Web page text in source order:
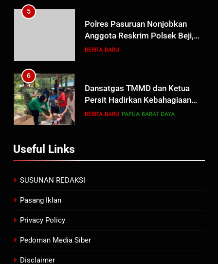
5
Polres Pasuruan Nonjobkan
Anggota Reskrim Polsek Beji,
Wujud Komitmen Transparansi
BERITA BARU
6
Dansatgas TMMD dan Ketua
Persit Hadirkan Kebahagiaan
bagi Mama-Mama dan Anak-
BERITA BARU PAPUA BARAT DAYA
Kabupaten Sorong Tidak Sah
BERITA BARU
8
Meninggalnya Korban Diduga
Tersangka Judol, Komitmen
Usut Tuntas dan Transparan
BERITA BARU
Useful Links
SUSUNAN REDAKSI
Pasang Iklan
Privacy Policy
Pedoman Media Siber
Disclaimer